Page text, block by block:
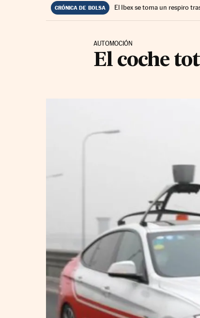
CRÓNICA DE BOLSA El Ibex se toma un respiro
AUTOMOCIÓN
El coche